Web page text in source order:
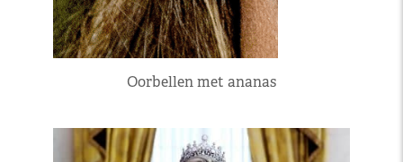
Oorbellen met ananas